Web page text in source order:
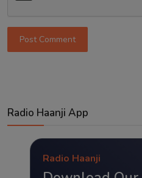
Post Comment
Radio Haanji App
Radio Haanji